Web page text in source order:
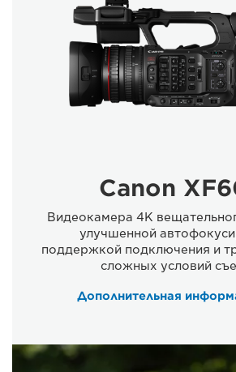
Canon
Видеокамера 4K
улучшенной
поддержкой подключения и
сложных условий
Дополнительная